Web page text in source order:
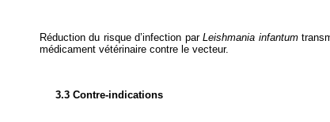
Réduction du risque d’infection parLeishmania infantum
médicament vétérinaire contre le vecteur.
3.3 Contre-indications